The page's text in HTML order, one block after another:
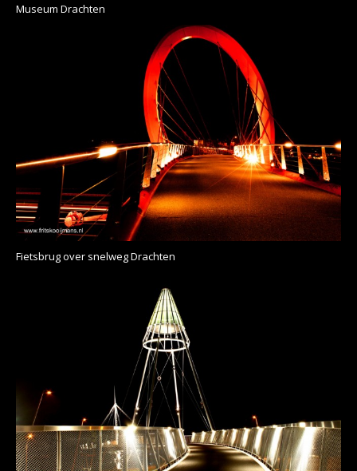
Museum Drachten
Fietsbrug over snelweg Drachten